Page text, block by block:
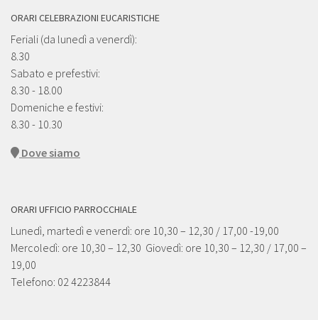
ORARI CELEBRAZIONI EUCARISTICHE
Feriali (da lunedì a venerdì):
8.30
Sabato e prefestivi:
8.30 - 18.00
Domeniche e festivi:
8.30 - 10.30
Dove siamo
ORARI UFFICIO PARROCCHIALE
Lunedì, martedì e venerdì: ore 10,30 – 12,30 / 17,00 -19,00
Mercoledì: ore 10,30 – 12,30 Giovedì: ore 10,30 – 12,30 / 17,00 –
19,00
Telefono: 02 4223844